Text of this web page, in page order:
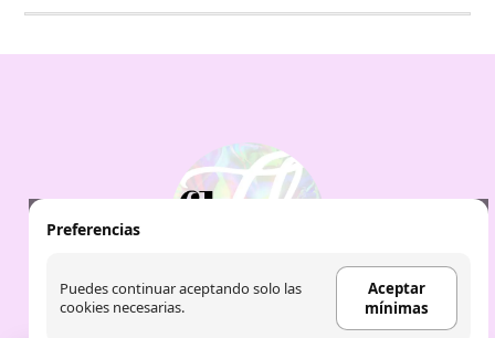
Preferencias
Puedes continuar aceptando solo las
cookies necesarias.
Aceptar
mínimas